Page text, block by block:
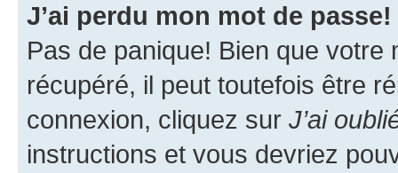
J’ai perdu mon mot de passe!
Pas de panique! Bien que
récupéré, il peut toutefois être
connexion, cliquez sur J’ai
instructions et vous devriez